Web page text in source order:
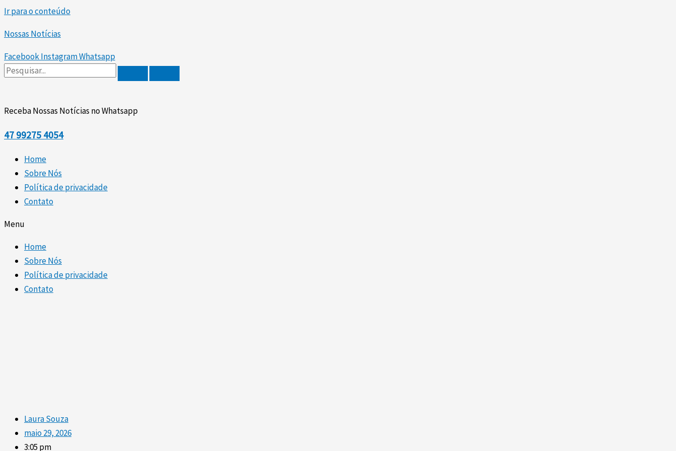
Ir para o conteúdo
Nossas Notícias
FacebookInstagramWhatsapp
Receba Nossas Notícias no Whatsapp
47 99275 4054
Home
Sobre Nós
Política de privacidade
Contato
Menu
Home
Sobre Nós
Política de privacidade
Contato
Laura Souza
maio 29, 2026
3:05 pm